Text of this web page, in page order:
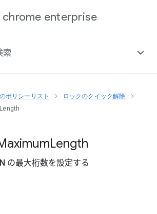
chrome enterprise
索
ム共通
ポリシーリスト ロックのクイック解除
Length
の最大桁数を設定する